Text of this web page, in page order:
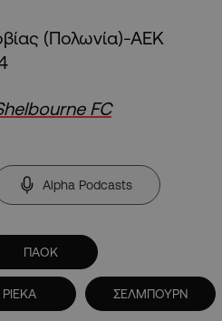
(Πολωνία)-ΑΕΚ
FC
Alpha Podcasts
ΠΑΟΚ
ΡΙΕΚΑ ΣΕΛΜΠΟΥΡΝ